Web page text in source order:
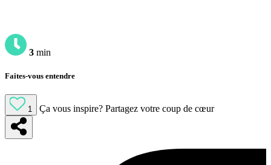
3 min
Faites-vous entendre
1 Ça vous inspire? Partagez votre coup de cœur